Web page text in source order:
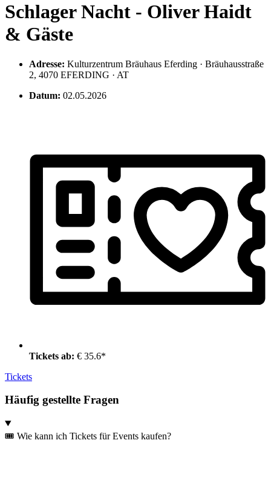
Schlager Nacht - Oliver Haidt
& Gäste
Adresse: Kulturzentrum Bräuhaus Eferding · Bräuhausstraße
2, 4070 EFERDING · AT
Datum: 02.05.2026
Tickets ab: € 35.6*
Tickets
Häufig gestellte Fragen
🎟️ Wie kann ich Tickets für Events kaufen?